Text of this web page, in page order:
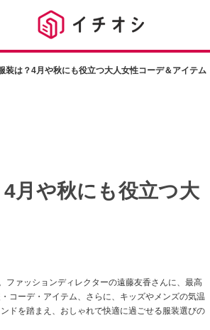
装は？4月や秋にも役立つ大人女性コーデ＆アイテム
月や秋にも役立つ大
ァッションディレクターの遠藤友香さんに、最高
コーデ・アイテム、さらに、キッズやメンズの気温
ドを踏まえ、おしゃれで快適に過ごせる服装選びの